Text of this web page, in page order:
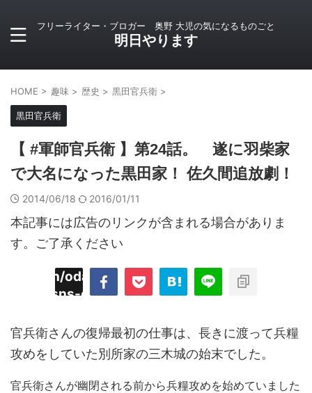
フリーライター・ブロガー 奥野 大児の気になるものごと
明日やります
HOME > 趣味 > 歴史 > 黒田官兵衛 >
黒田官兵衛
【 #軍師官兵衛 】第24話。 遂に羽柴家
で大名になった黒田家！ 佐久間追放劇！
2014/06/18 2016/01/11
本記事には広告のリンクが含まれる場合がありま
す。ご了承ください
odaiji.com/public_html/blog/wp-
sns-count-cache/sns-count-
官兵衛さんの復帰最初の仕事は、長きに渡って兵糧
攻めをしていた別所家の三木城の始末でした。
官兵衛さんが幽閉される前から兵糧攻めを始めていました